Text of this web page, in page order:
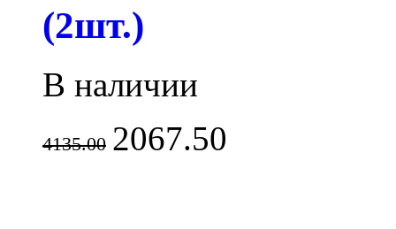
(2шт.)
В наличии
4135.00 2067.50